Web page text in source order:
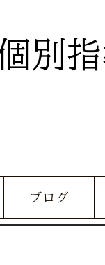
別
ブログ